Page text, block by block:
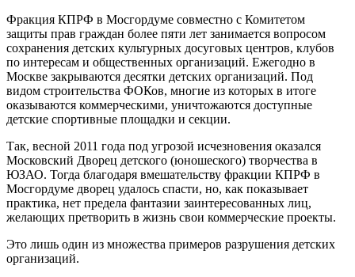
Фракция КПРФ в Мосгордуме совместно с Комитетом
защиты прав граждан более пяти лет занимается вопросом
сохранения детских культурных досуговых центров, клубов
по интересам и общественных организаций. Ежегодно в
Москве закрываются десятки детских организаций. Под
видом строительства ФОКов, многие из которых в итоге
оказываются коммерческими, уничтожаются доступные
детские спортивные площадки и секции.
Так, весной 2011 года под угрозой исчезновения оказался
Московский Дворец детского (юношеского) творчества в
ЮЗАО. Тогда благодаря вмешательству фракции КПРФ в
Мосгордуме дворец удалось спасти, но, как показывает
практика, нет предела фантазии заинтересованных лиц,
желающих претворить в жизнь свои коммерческие проекты.
Это лишь один из множества примеров разрушения детских
организаций.